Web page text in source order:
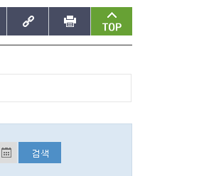
주소복사 인쇄 맨위로